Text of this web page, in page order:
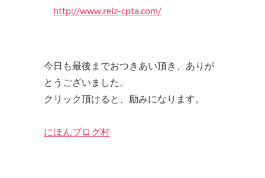
http://www.reiz-cpta.com/
今日も最後までおつきあい頂き、ありが
とうございました。
クリック頂けると、励みになります。
にほんブログ村